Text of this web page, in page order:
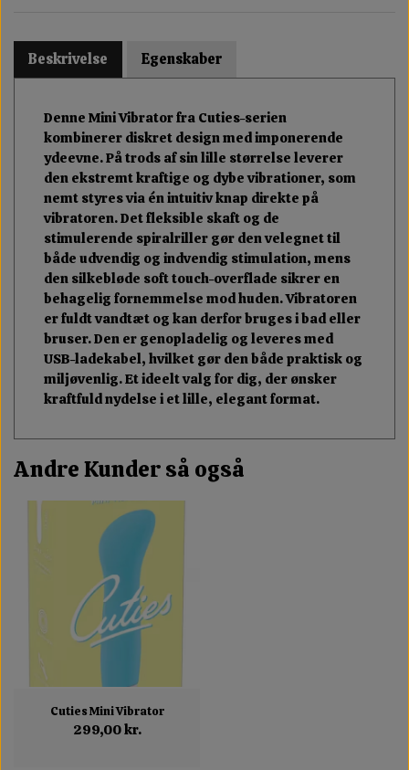
Beskrivelse Egenskaber
Denne Mini Vibrator fra Cuties-serien
kombinerer diskret design med imponerende
ydeevne. På trods af sin lille størrelse leverer
den ekstremt kraftige og dybe vibrationer, som
nemt styres via én intuitiv knap direkte på
vibratoren. Det fleksible skaft og de
stimulerende spiralriller gør den velegnet til
både udvendig og indvendig stimulation, mens
den silkebløde soft touch-overflade sikrer en
behagelig fornemmelse mod huden. Vibratoren
er fuldt vandtæt og kan derfor bruges i bad eller
bruser. Den er genopladelig og leveres med
USB-ladekabel, hvilket gør den både praktisk og
miljøvenlig. Et ideelt valg for dig, der ønsker
kraftfuld nydelse i et lille, elegant format.
Andre Kunder så også
Cuties Mini Vibrator
299,00 kr.